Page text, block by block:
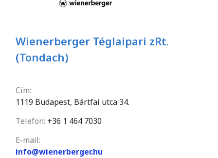
Wienerberger Téglaipari zRt.
(Tondach)
Cím:
1119 Budapest, Bártfai utca 34.
Telefon: +36 1 464 7030
E-mail:
info@wienerberger.hu